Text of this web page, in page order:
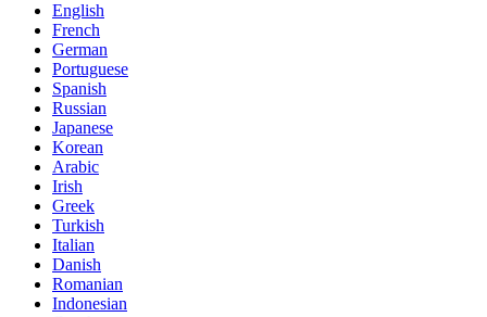
English
French
German
Portuguese
Spanish
Russian
Japanese
Korean
Arabic
Irish
Greek
Turkish
Italian
Danish
Romanian
Indonesian